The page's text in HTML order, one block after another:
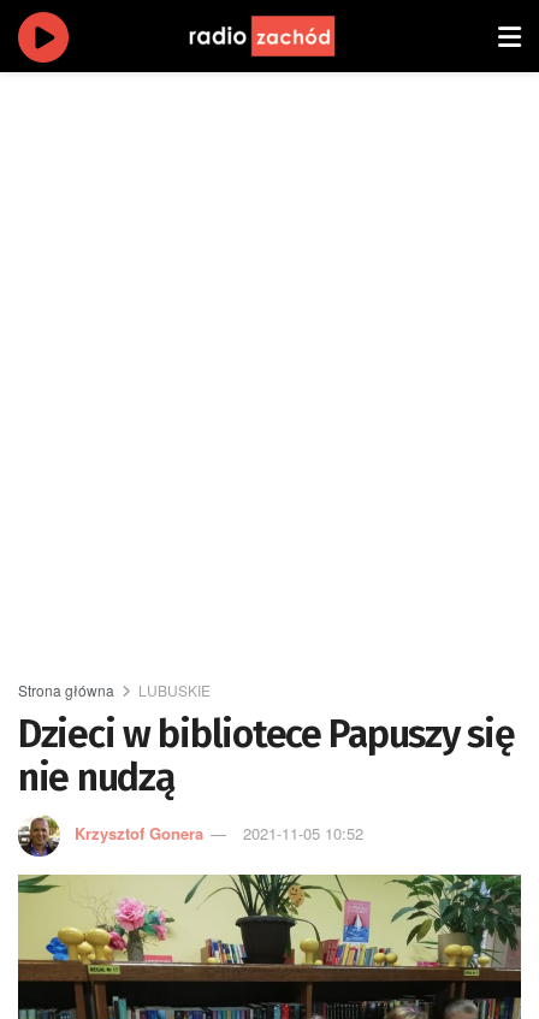
Strona główna LUBUSKIE
Dzieci w bibliotece Papuszy się
nie nudzą
Krzysztof Gonera 2021-11-05 10:52